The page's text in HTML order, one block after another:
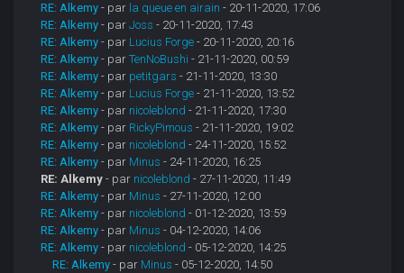
RE: Alkemy - par la queue en airain - 20-11-2020, 17:06
RE: Alkemy - parJoss - 20-11-2020, 17:43
RE: Alkemy - par Lucius Forge - 20-11-2020, 20:16
RE: Alkemy - parTenNoBushi - 21-11-2020, 00:59
RE: Alkemy - par petitgars - 21-11-2020, 13:30
RE: Alkemy - par Lucius Forge - 21-11-2020, 13:52
RE: Alkemy - par nicoleblond - 21-11-2020, 17:30
RE: Alkemy - par RickyPimous - 21-11-2020, 19:02
RE: Alkemy - par nicoleblond - 24-11-2020, 15:52
RE: Alkemy - par Minus - 24-11-2020, 16:25
RE: Alkemy - par nicoleblond - 27-11-2020, 11:49
RE: Alkemy - par Minus - 27-11-2020, 12:00
RE: Alkemy - par nicoleblond - 01-12-2020, 13:59
RE: Alkemy - par Minus - 04-12-2020, 14:06
RE: Alkemy - par nicoleblond - 05-12-2020, 14:25
RE: Alkemy - par Minus - 05-12-2020, 14:50